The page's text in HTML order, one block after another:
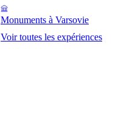
Monuments à Varsovie
Voir toutes les expériences